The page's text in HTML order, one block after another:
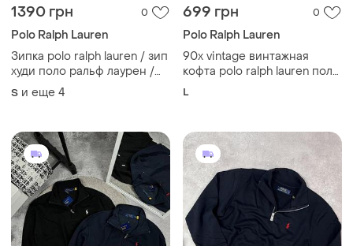
1390 грн 0
Polo Ralph Lauren
Зипка polo ralph lauren / зип
худи поло ральф лаурен /
кофта поло
S и еще 4
699 грн 0
Polo Ralph Lauren
90x vintage винтажная
кофта polo ralph lauren поло
ральф лаурен big pony old
L